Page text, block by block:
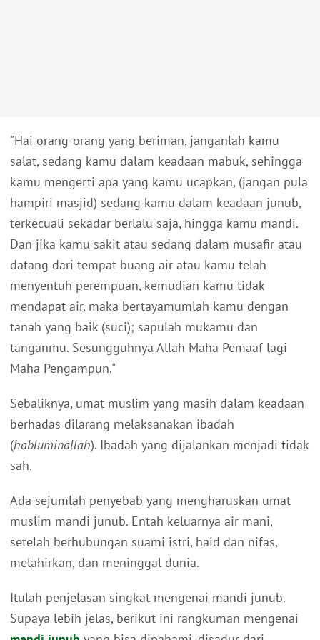
"Hai orang-orang yang beriman, janganlah kamu
salat, sedang kamu dalam keadaan mabuk, sehingga
kamu mengerti apa yang kamu ucapkan, (jangan pula
hampiri masjid) sedang kamu dalam keadaan junub,
terkecuali sekadar berlalu saja, hingga kamu mandi.
Dan jika kamu sakit atau sedang dalam musafir atau
datang dari tempat buang air atau kamu telah
menyentuh perempuan, kemudian kamu tidak
mendapat air, maka bertayamumlah kamu dengan
tanah yang baik (suci); sapulah mukamu dan
tanganmu. Sesungguhnya Allah Maha Pemaaf lagi
Maha Pengampun."
Sebaliknya, umat muslim yang masih dalam keadaan
berhadas dilarang melaksanakan ibadah
(habluminallah). Ibadah yang dijalankan menjadi tidak
sah.
Ada sejumlah penyebab yang mengharuskan umat
muslim mandi junub. Entah keluarnya air mani,
setelah berhubungan suami istri, haid dan nifas,
melahirkan, dan meninggal dunia.
Itulah penjelasan singkat mengenai mandi junub.
Supaya lebih jelas, berikut ini rangkuman mengenai